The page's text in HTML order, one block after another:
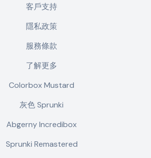
客戶支持
隱私政策
服務條款
了解更多
Colorbox Mustard
灰色 Sprunki
Abgerny Incredibox
Sprunki Remastered